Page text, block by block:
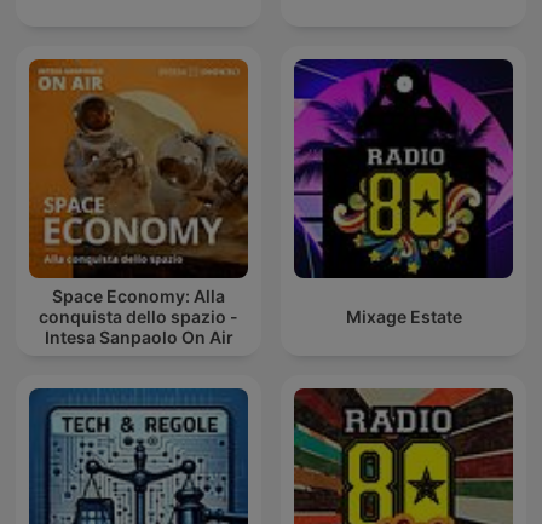
Space Economy: Alla
conquista dello spazio -
Intesa Sanpaolo On Air
Mixage Estate